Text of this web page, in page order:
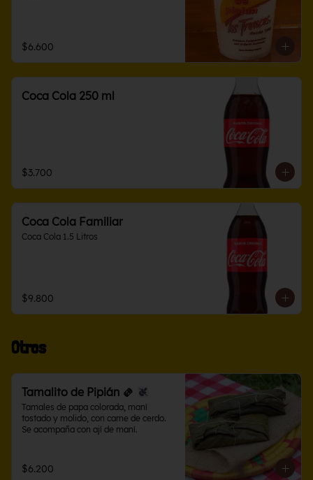
$6.600
Coca Cola 250 ml
$3.700
Coca Cola Familiar
Coca Cola 1.5 Litros
$9.800
Otros
Tamalito de Pipián 🫔
Tamales de papa colorada, maní
tostado y molido, con carne de cerdo.
Se acompaña con ají de maní.
$6.200